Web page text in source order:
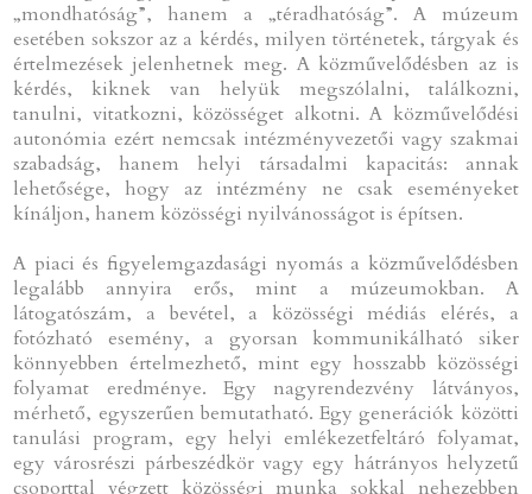
„mondhatóság”, hanem a „téradhatóság”. A múzeum
esetében sokszor az a kérdés, milyen történetek, tárgyak és
értelmezések jelenhetnek meg. A közművelődésben az is
kérdés, kiknek van helyük megszólalni, találkozni,
tanulni, vitatkozni, közösséget alkotni. A közművelődési
autonómia ezért nemcsak intézményvezetői vagy szakmai
szabadság, hanem helyi társadalmi kapacitás: annak
lehetősége, hogy az intézmény ne csak eseményeket
kínáljon, hanem közösségi nyilvánosságot is építsen.
A piaci és figyelemgazdasági nyomás a közművelődésben
legalább annyira erős, mint a múzeumokban. A
látogatószám, a bevétel, a közösségi médiás elérés, a
fotózható esemény, a gyorsan kommunikálható siker
könnyebben értelmezhető, mint egy hosszabb közösségi
folyamat eredménye. Egy nagyrendezvény látványos,
mérhető, egyszerűen bemutatható. Egy generációk közötti
tanulási program, egy helyi emlékezetfeltáró folyamat,
egy városrészi párbeszédkör vagy egy hátrányos helyzetű
csoporttal végzett közösségi munka sokkal nehezebben